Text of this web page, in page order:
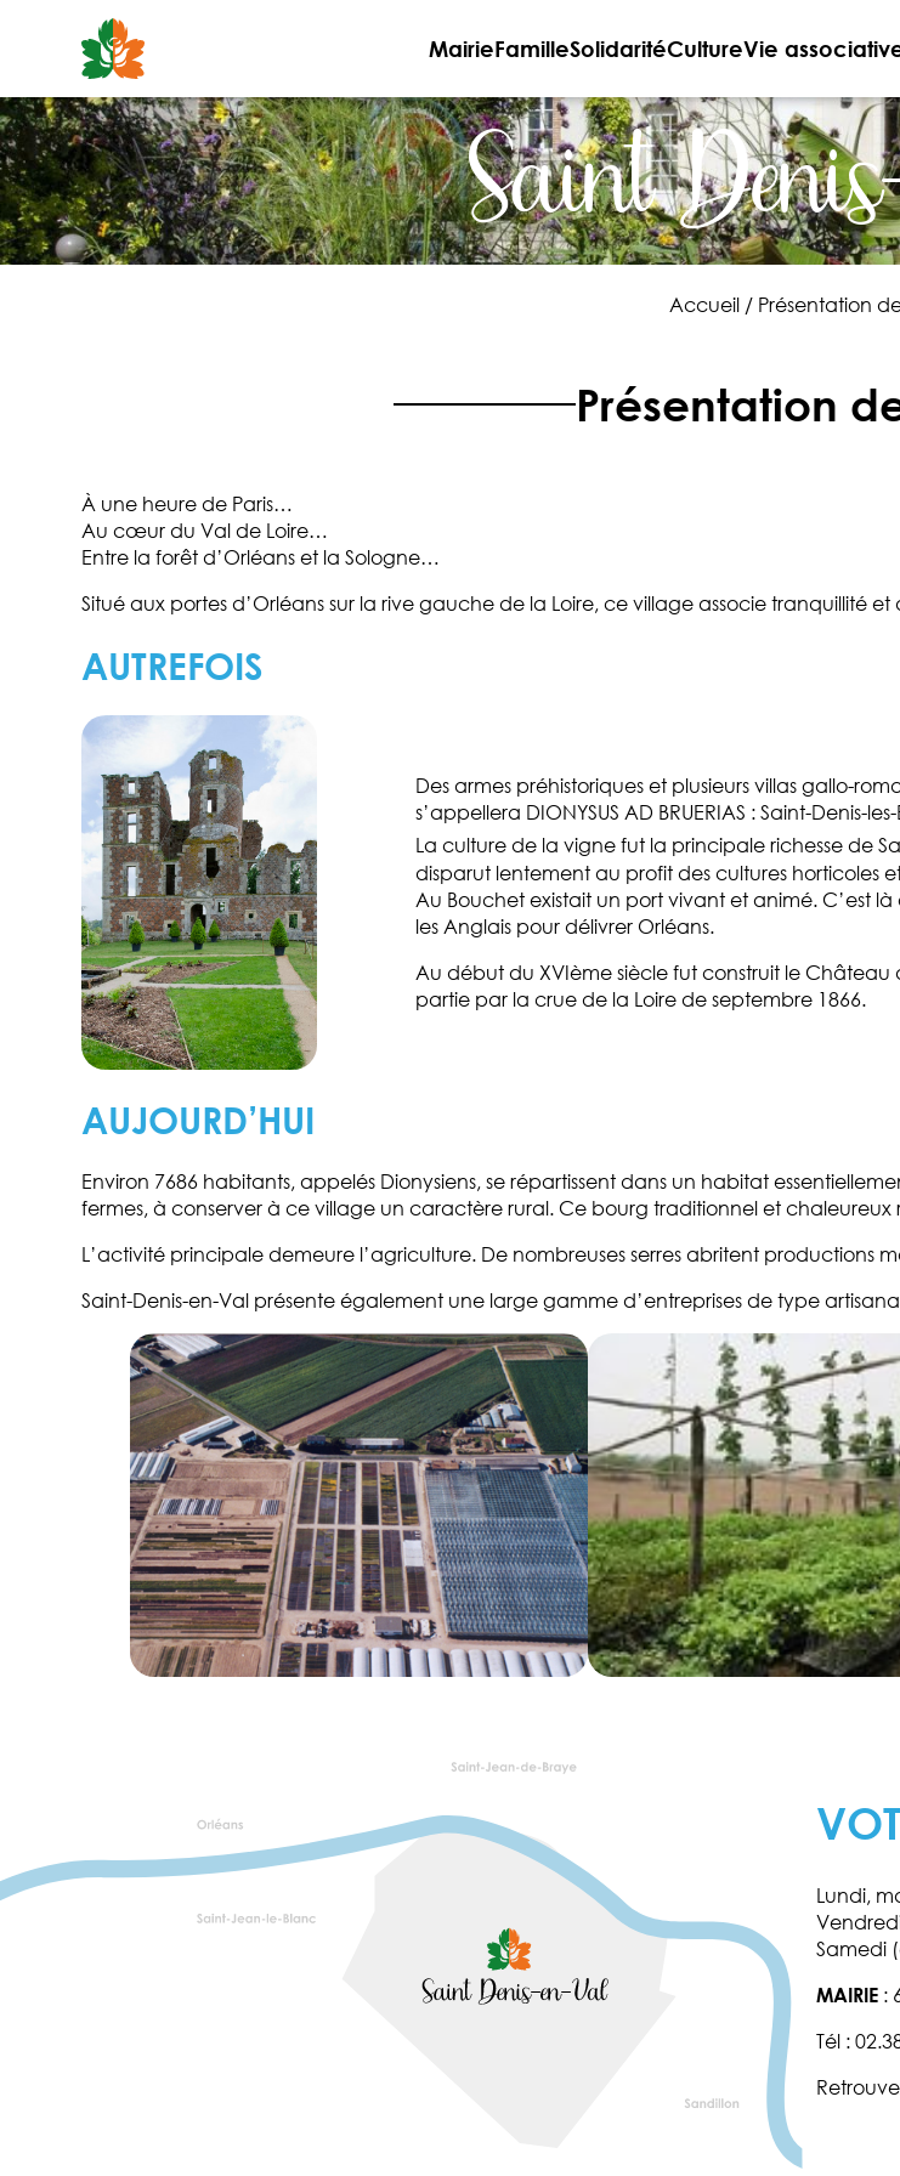
MairieFamilleSolidaritéCultureVie
Saint
Accueil / Présentation
Présentation
À une heure de Paris…
Au cœur du Val de Loire…
Entre la forêt d’Orléans et la Sologne…
Situé aux portes d’Orléans sur la rive gauche de la Loire, ce village associe tranquillité
AUTREFOIS
Des armes préhistoriques et plusieurs villas gallo-
s’appellera DIONYSUS AD BRUERIAS : Saint-Denis-
La culture de la vigne fut la principale richesse de
disparut lentement au profit des cultures horticoles
Au Bouchet existait un port vivant et animé. C’est
les Anglais pour délivrer Orléans.
Au début du XVIème siècle fut construit le Château
partie par la crue de la Loire de septembre 1866.
AUJOURD’HUI
Environ 7686 habitants, appelés Dionysiens, se répartissent dans un habitat
fermes, à conserver à ce village un caractère rural. Ce bourg traditionnel et
L’activité principale demeure l’agriculture. De nombreuses serres abritent productions
Saint-Denis-en-Val présente également une large gamme d’entreprises de type
Lundi,
Samedi
MAIRIE :
Tél :